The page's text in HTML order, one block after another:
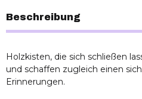
Beschreibung
Holzkisten, die sich schließen
und schaffen zugleich einen
Erinnerungen.